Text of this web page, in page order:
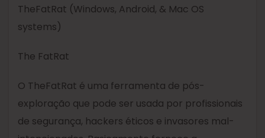
TheFatRat (Windows, Android, & Mac OS
systems)
The FatRat
O TheFatRat é uma ferramenta de pós-
exploração que pode ser usada por profissionais
de segurança, hackers éticos e invasores mal-